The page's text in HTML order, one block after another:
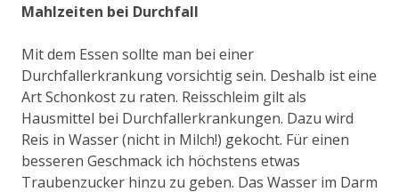
Mahlzeiten bei Durchfall
Mit dem Essen sollte man bei einer
Durchfallerkrankung vorsichtig sein. Deshalb ist eine
Art Schonkost zu raten. Reisschleim gilt als
Hausmittel bei Durchfallerkrankungen. Dazu wird
Reis in Wasser (nicht in Milch!) gekocht. Für einen
besseren Geschmack ich höchstens etwas
Traubenzucker hinzu zu geben. Das Wasser im Darm